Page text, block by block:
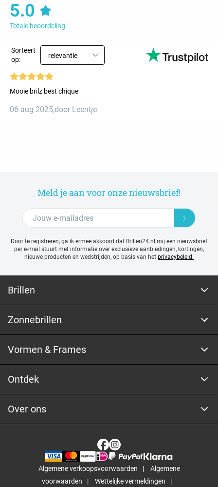
5.0
Totale beoordeling
Sorteert
op:
relevantie
Mooie brilz best chique
06 aug 2025,door Leentje
Meld je aan voor onze nieuwsbrief!
Door te registreren, ga ik ermee akkoord dat Brillen24.nl mij een nieuwsbrief
per e-mail stuurt met informatie over exclusieve aanbiedingen, kortingen,
nieuwe producten en wedstrijden, op basis van het privacybeleid.
Brillen
Zonnebrillen
Vormen & Frames
Ontdek
Over ons
Algemene verkoopsvoorwaarden
Algemene
voorwaarden
Wettelijke vermeldingen